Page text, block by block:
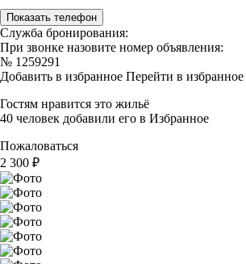
Показать телефон
Служба бронирования:
При звонке назовите номер объявления:
№ 1259291
Добавить в избранное Перейти в избранное
Гостям нравится это жильё
40 человек добавили его в Избранное
Пожаловаться
2 300 ₽